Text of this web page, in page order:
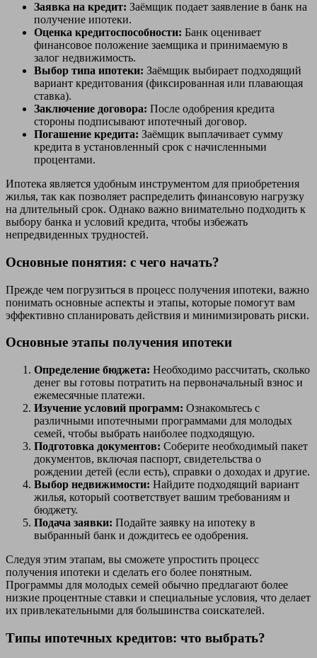
Заявка на кредит: Заёмщик подает заявление в банк на
получение ипотеки.
Оценка кредитоспособности: Банк оценивает
финансовое положение заемщика и принимаемую в
залог недвижимость.
Выбор типа ипотеки: Заёмщик выбирает подходящий
вариант кредитования (фиксированная или плавающая
ставка).
Заключение договора: После одобрения кредита
стороны подписывают ипотечный договор.
Погашение кредита: Заёмщик выплачивает сумму
кредита в установленный срок с начисленными
процентами.
Ипотека является удобным инструментом для приобретения
жилья, так как позволяет распределить финансовую нагрузку
на длительный срок. Однако важно внимательно подходить к
выбору банка и условий кредита, чтобы избежать
непредвиденных трудностей.
Основные понятия: с чего начать?
Прежде чем погрузиться в процесс получения ипотеки, важно
понимать основные аспекты и этапы, которые помогут вам
эффективно спланировать действия и минимизировать риски.
Основные этапы получения ипотеки
Определение бюджета: Необходимо рассчитать, сколько
денег вы готовы потратить на первоначальный взнос и
ежемесячные платежи.
Изучение условий программ: Ознакомьтесь с
различными ипотечными программами для молодых
семей, чтобы выбрать наиболее подходящую.
Подготовка документов: Соберите необходимый пакет
документов, включая паспорт, свидетельства о
рождении детей (если есть), справки о доходах и другие.
Выбор недвижимости: Найдите подходящий вариант
жилья, который соответствует вашим требованиям и
бюджету.
Подача заявки: Подайте заявку на ипотеку в
выбранный банк и дождитесь ее одобрения.
Следуя этим этапам, вы сможете упростить процесс
получения ипотеки и сделать его более понятным.
Программы для молодых семей обычно предлагают более
низкие процентные ставки и специальные условия, что делает
их привлекательными для большинства соискателей.
Типы ипотечных кредитов: что выбрать?